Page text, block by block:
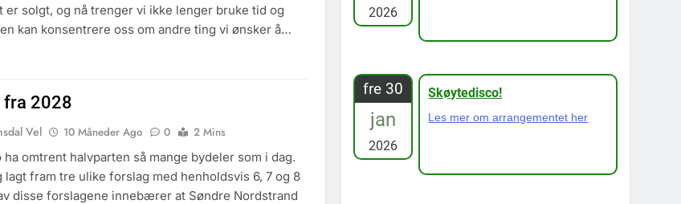
er solgt, og nå trenger vi ikke lenger bruke tid og
kan konsentrere oss om andre ting vi ønsker å…
fra 2028
Vel 10 Måneder Ago 0
2 Mins
ha omtrent halvparten så mange bydeler som i dag.
lagt fram tre ulike forslag med henholdsvis 6, 7 og 8
disse forslagene innebærer at Søndre Nordstrand
2026
fre 30
jan
2026
Skøytedisco!
Les mer om arrangementet her